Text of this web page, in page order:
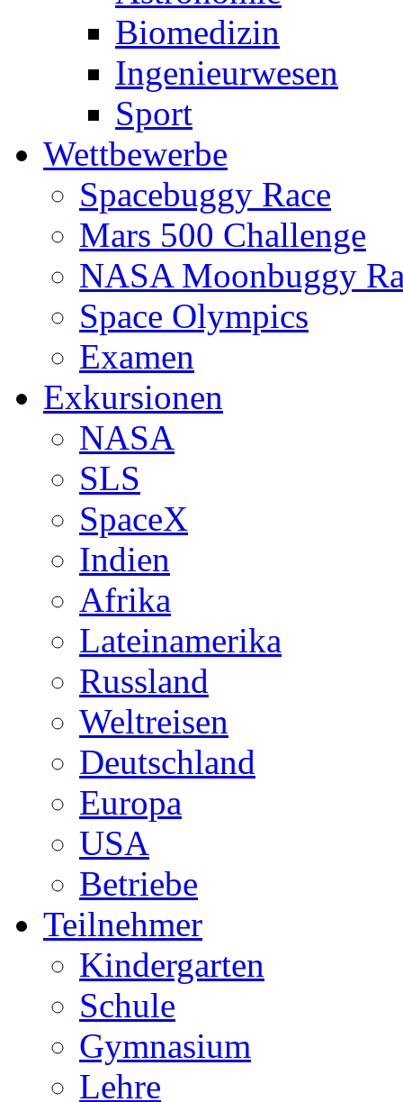
Biomedizin
Ingenieurwesen
Sport
Wettbewerbe
Spacebuggy Race
Mars 500 Challenge
NASA Moonbuggy
Space Olympics
Examen
Exkursionen
NASA
SLS
SpaceX
Indien
Afrika
Lateinamerika
Russland
Weltreisen
Deutschland
Europa
USA
Betriebe
Teilnehmer
Kindergarten
Schule
Gymnasium
Lehre